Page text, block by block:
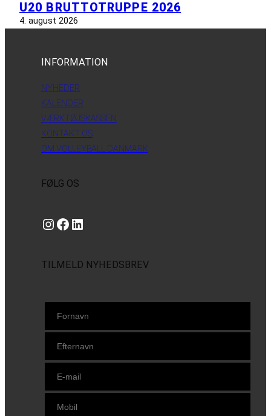
U20 BRUTTOTRUPPE 2026
4. august 2026
INFORMATION
NYHEDER
KALENDER
VÆRKTØJSKASSEN
KONTAKT OS
OM VOLLEYBALL DANMARK
FØLG OS
Instagram https://www.facebook.com/danishbeachvolleytour LinkedIn
TILMELD NYHEDSBREV